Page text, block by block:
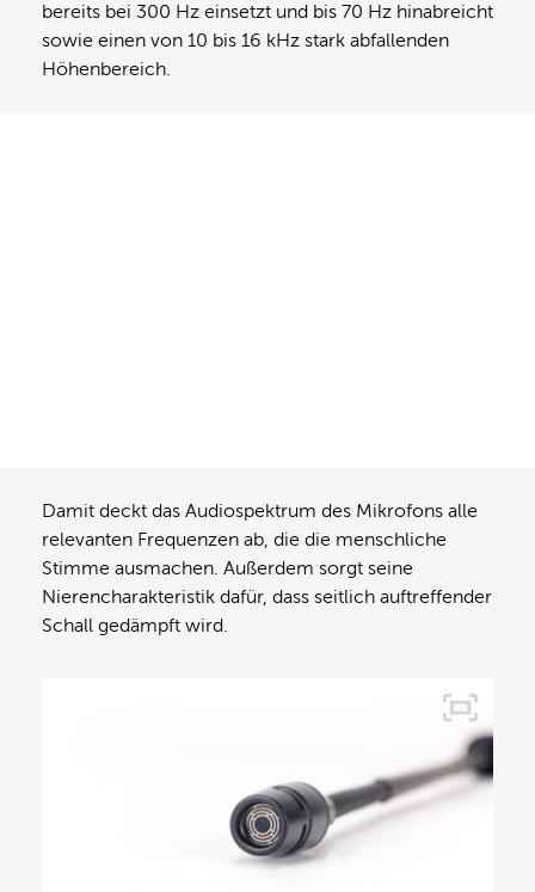
bereits bei 300 Hz einsetzt und bis 70 Hz hinabreicht
sowie einen von 10 bis 16 kHz stark abfallenden
Höhenbereich.
Damit deckt das Audiospektrum des Mikrofons alle
relevanten Frequenzen ab, die die menschliche
Stimme ausmachen. Außerdem sorgt seine
Nierencharakteristik dafür, dass seitlich auftreffender
Schall gedämpft wird.